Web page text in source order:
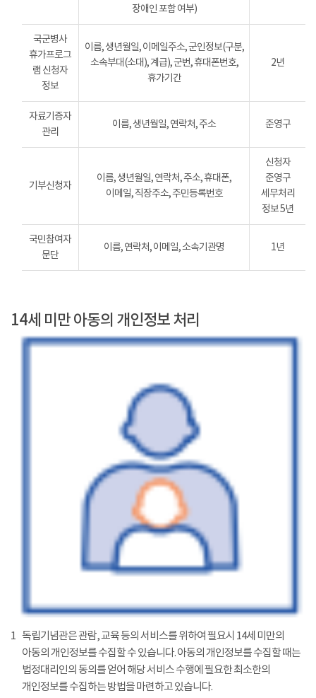
장애인 포함 여부)
국군병사
휴가프로그
램 신청자
정보
이름, 생년월일, 이메일주소, 군인정보(구분,
소속부대(소대), 계급), 군번, 휴대폰번호,
휴가기간
2년
자료기증자
관리
이름, 생년월일, 연락처, 주소 준영구
기부신청자
이름, 생년월일, 연락처, 주소, 휴대폰,
이메일, 직장주소, 주민등록번호
신청자
준영구
세무처리
정보 5년
국민참여자
문단
이름, 연락처, 이메일, 소속기관명 1년
14세 미만 아동의 개인정보 처리
1 독립기념관은 관람, 교육 등의 서비스를 위하여 필요시 14세 미만의
아동의 개인정보를 수집할 수 있습니다. 아동의 개인정보를 수집할 때는
법정대리인의 동의를 얻어 해당 서비스 수행에 필요한 최소한의
개인정보를 수집하는 방법을 마련하고 있습니다.